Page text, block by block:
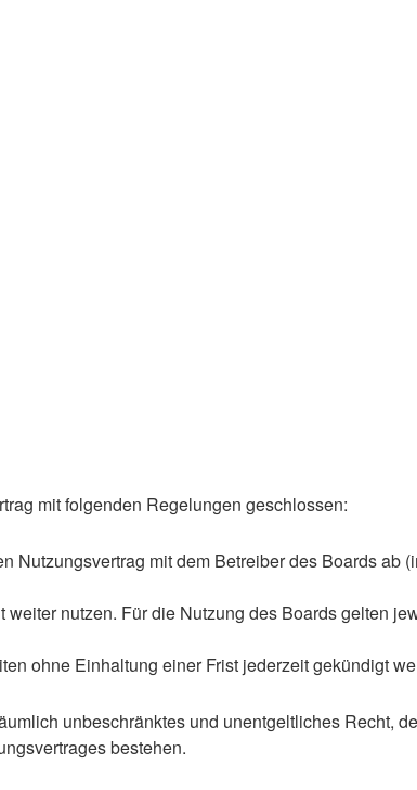
mit folgenden Regelungen geschlossen:
Nutzungsvertrag mit dem Betreiber des Boards ab
nutzen. Für die Nutzung des Boards gelten
ohne Einhaltung einer Frist jederzeit gekündigt
unbeschränktes und unentgeltliches Recht,
bestehen.